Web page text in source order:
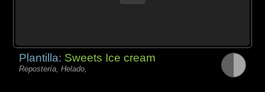
Plantilla: Sweets Ice cream
Repostería, Helado,